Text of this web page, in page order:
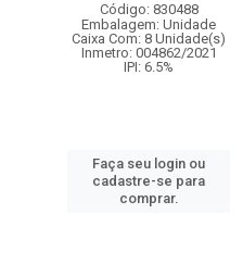
Código: 830488
Embalagem: Unidade
Caixa Com: 8 Unidade(s)
Inmetro: 004862/2021
IPI: 6.5%
Faça seu login ou
cadastre-se para
comprar.